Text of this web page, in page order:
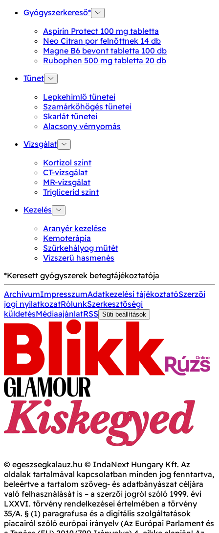
Gyógyszerkereső*
Aspirin Protect 100 mg tabletta
Neo Citran por felnőttnek 14 db
Magne B6 bevont tabletta 100 db
Rubophen 500 mg tabletta 20 db
Tünet
Lepkehimlő tünetei
Szamárköhögés tünetei
Skarlát tünetei
Alacsony vérnyomás
Vizsgálat
Kortizol szint
CT-vizsgálat
MR-vizsgálat
Triglicerid szint
Kezelés
Aranyér kezelése
Kemoterápia
Szürkehályog műtét
Vízszerű hasmenés
*Keresett gyógyszerek betegtájékoztatója
ArchívumImpresszumAdatkezelési tájékoztatóSzerzői
jogi nyilatkozatRólunkSzerkesztőségi
küldetésMédiaajánlatRSS Süti beállítások
© egeszsegkalauz.hu © IndaNext Hungary Kft. Az
oldalak tartalmával kapcsolatban minden jog fenntartva,
beleértve a tartalom szöveg- és adatbányászat céljára
való felhasználását is – a szerzői jogról szóló 1999. évi
LXXVI. törvény rendelkezései értelmében a törvény
35/A. § (1) paragrafusa és a digitális szolgáltatások
piacairól szóló európai irányelv (Az Európai Parlament és